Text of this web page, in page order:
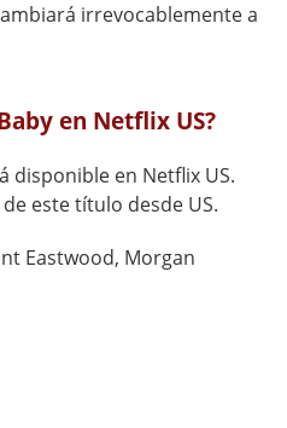
irrevocablemente a
en Netflix US?
disponible en Netflix US.
este título desde US.
Eastwood, Morgan